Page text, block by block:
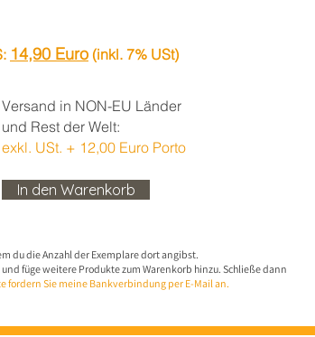
14,90 Euro (inkl. 7% USt)
Versand in NON-EU Länder
und Rest der Welt:
exkl. USt. + 12,00 Euro Porto
In den Warenkorb
du die Anzahl der Exemplare dort angibst.
füge weitere Produkte zum Warenkorb hinzu. Schließe dann
fordern Sie meine Bankverbindung per E-Mail an.